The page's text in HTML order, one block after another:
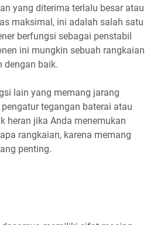
yang diterima terlalu besar atau
maksimal, ini adalah salah satu
berfungsi sebagai penstabil
ini mungkin sebuah rangkaian
dengan baik.
lain yang memang jarang
tegangan baterai atau
heran jika Anda menemukan
rangkaian, karena memang
penting.